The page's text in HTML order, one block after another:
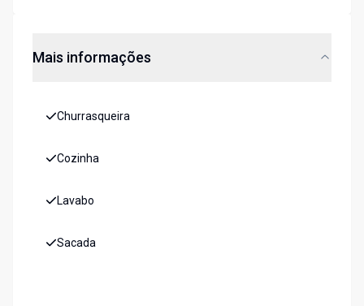
Mais informações
Churrasqueira
Cozinha
Lavabo
Sacada